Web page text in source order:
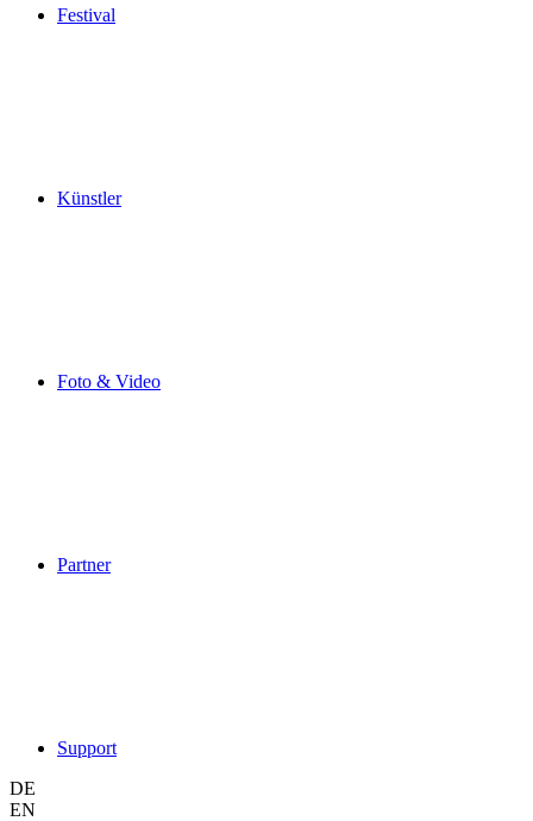
Festival
Künstler
Foto & Video
Partner
Support
DE
EN